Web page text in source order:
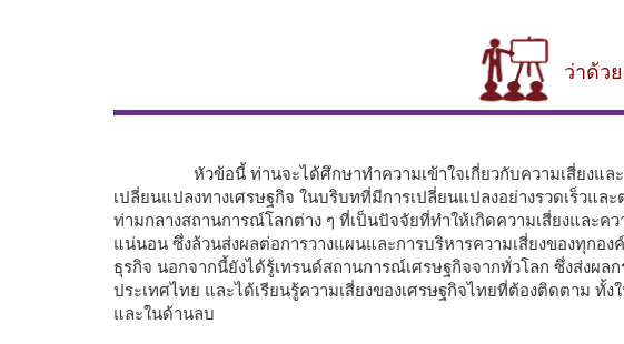
ว่าด้ว
หัวข้อนี้ ท่านจะได้ศึกษาทำความเข้าใจเกี่ยวกับความเสี่ยงแล
เปลี่ยนแปลงทางเศรษฐกิจ ในบริบทที่มีการเปลี่ยนแปลงอย่างรวดเร็วแล
ท่ามกลางสถานการณ์โลกต่าง ๆ ที่เป็นปัจจัยที่ทำให้เกิดความเสี่ยงและคว
แน่นอน ซึ่งล้วนส่งผลต่อการวางแผนและการบริหารความเสี่ยงของทุกอง
ธุรกิจ นอกจากนี้ยังได้รู้เทรนด์สถานการณ์เศรษฐกิจจากทั่วโลก ซึ่งส่งผล
ประเทศไทย และได้เรียนรู้ความเสี่ยงของเศรษฐกิจไทยที่ต้องติดตาม ทั้ง
และในด้านลบ